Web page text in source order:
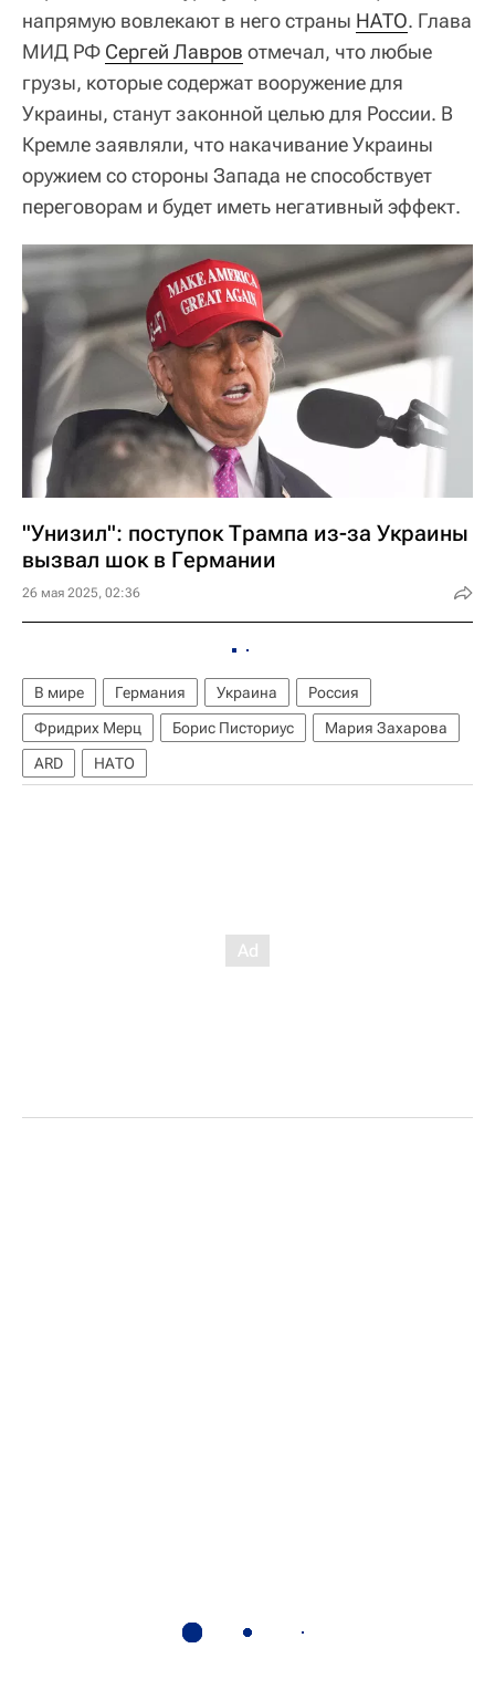
напрямую вовлекают в него страны НАТО. Глава
МИД РФ Сергей Лавров отмечал, что любые
грузы, которые содержат вооружение для
Украины, станут законной целью для России. В
Кремле заявляли, что накачивание Украины
оружием со стороны Запада не способствует
переговорам и будет иметь негативный эффект.
"Унизил": поступок Трампа из-за Украины
вызвал шок в Германии
26 мая 2025, 02:36
В мире Германия Украина
Россия
Фридрих Мерц
Борис Писториус
Мария Захарова
ARD
НАТО